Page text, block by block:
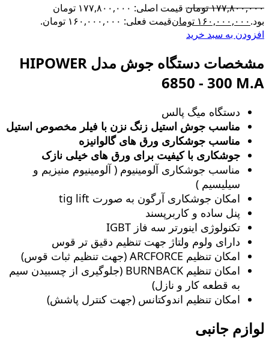
۱۷۷,۸۰۰,۰۰۰تومان
قیمت اصلی: ۱۷۷,۸۰۰,۰۰۰ تومان
بود.۱۶۰,۰۰۰,۰۰۰ تومانقیمت فعلی: ۱۶۰,۰۰۰,۰۰۰ تومان.
افزودن به سبد خرید
مشخصات دستگاه جوش مدل HIPOWER
6850 - 300 M.A
دستگاه میگ پالس
مناسب جوش استیل زنگ‌ نزن با فیلر مخصوص استیل
مناسب جوشکاری ورق های گالوانیزه
جوشکاری با کیفیت برای ورق های خیلی نازک
مناسب جوشکاری آلومینیوم ( آلومینیوم منیزیم و
سیلیسیم )
امکان جوشکاری آرگون به صورت tig lift
پنل ساده و کاربرپسند
تکنولوژی اینورتر سه فاز IGBT
دارای ولوم ولتاژ جهت تنظیم دقیق تر قوس
امکان تنظیم ARCFORCE (جهت تنظیم ثبات قوس)
امکان تنظیم BURNBACK (جلوگیری از چسبیدن سیم
به قطعه کار و نازل)
امکان تنظیم اندوکتانس (جهت کنترل پاشش)
لوازم جانبی